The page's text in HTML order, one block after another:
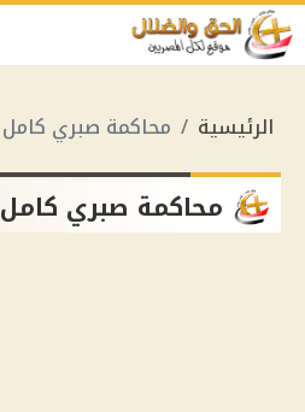
الرئيسية محاكمة صبري كامل
محاكمة صبري كامل